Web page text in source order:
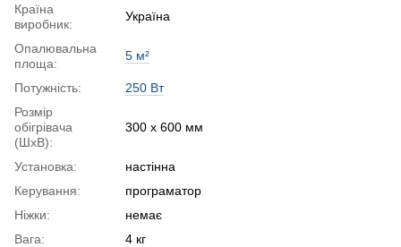
Країна
виробник:
Україна
Опалювальна
площа:
5 м²
Потужність:
250 Вт
Розмір
обігрівача
(ШхВ):
300 х 600 мм
Установка:
настінна
Керування:
програматор
Ніжки:
немає
Вага:
4 кг